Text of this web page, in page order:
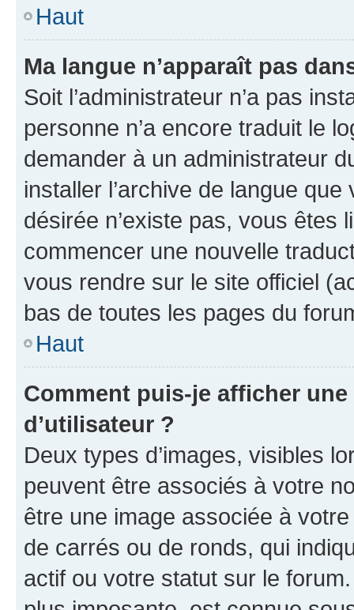
Haut
Ma langue n’apparaît pas
Soit l’administrateur n’a pas
personne n’a encore traduit le
demander à un administrateur
installer l’archive de langue
désirée n’existe pas, vous êtes
commencer une nouvelle
vous rendre sur le site officiel
bas de toutes les pages du
Haut
Comment puis-je afficher
d’utilisateur ?
Deux types d’images, visibles
peuvent être associés à votre
être une image associée à
de carrés ou de ronds, qui
actif ou votre statut sur le